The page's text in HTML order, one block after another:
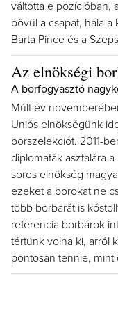
váltotta e pozícióban,
bővül a csapat, hála a
Barta Pince és a
Az elnökségi
A borfogyasztó
Múlt év
Uniós elnökségünk
borszelekciót. 2011-
diplomaták asztalára
soros elnökség
ezeket a borokat ne
több borbarát is
referencia borbárok
tértünk volna ki, arról
pontosan tennie, mint